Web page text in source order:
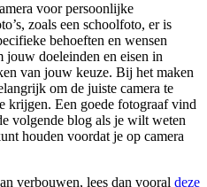
voor persoonlijke
zoals een schoolfoto, er is
behoeften en wensen
doeleinden en eisen in
van jouw keuze. Bij het maken
om de juiste camera te
krijgen. Een goede fotograaf vind
volgende blog als je wilt weten
houden voordat je op camera
verbouwen, lees dan vooral deze